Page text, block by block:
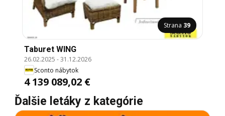
Strana 39
Taburet WING
26.02.2025 -31.12.2026
Sconto nábytok
4 139 089,02 €
Ďalšie letáky z kategórie